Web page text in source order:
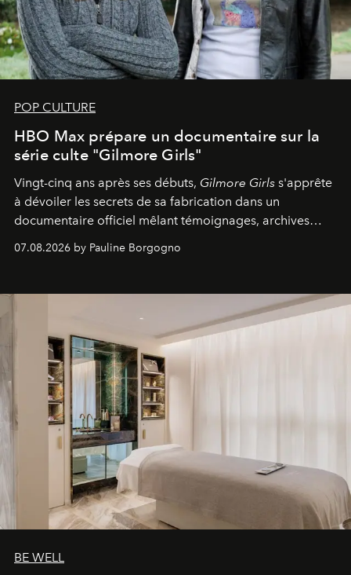
POP CULTURE
HBO Max prépare un documentaire sur la
série culte "Gilmore Girls"
Vingt-cinq ans après ses débuts, Gilmore Girls s'apprête
à dévoiler les secrets de sa fabrication dans un
documentaire officiel mêlant témoignages, archives
générationnel.
07.08.2026 by Pauline Borgogno
BE WELL